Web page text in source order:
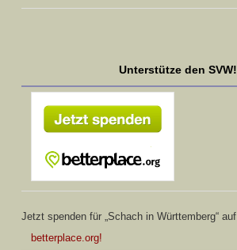
Unterstütze den SVW!
Jetzt spenden für „Schach in Württemberg“ auf
betterplace.org!